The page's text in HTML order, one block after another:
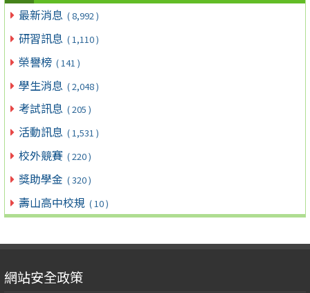
最新消息 ( 8,992 )
研習訊息 ( 1,110 )
榮譽榜 ( 141 )
學生消息 ( 2,048 )
考試訊息 ( 205 )
活動訊息 ( 1,531 )
校外競賽 ( 220 )
獎助學金 ( 320 )
壽山高中校規 ( 10 )
網站安全政策